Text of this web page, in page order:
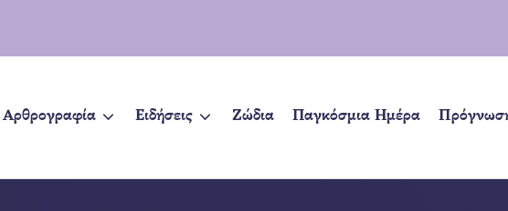
Αρθρογραφία Ειδήσεις Ζώδια Παγκόσμια Ημέρα